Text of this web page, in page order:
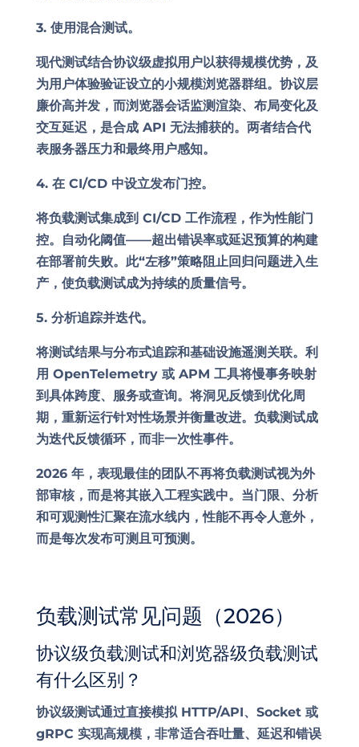
3. 使用混合测试。
现代测试结合协议级虚拟用户以获得规模优势，及
为用户体验验证设立的小规模浏览器群组。协议层
廉价高并发，而浏览器会话监测渲染、布局变化及
交互延迟，是合成 API 无法捕获的。两者结合代
表服务器压力和最终用户感知。
4. 在 CI/CD 中设立发布门控。
将负载测试集成到 CI/CD 工作流程，作为性能门
控。自动化阈值——超出错误率或延迟预算的构建
在部署前失败。此“左移”策略阻止回归问题进入生
产，使负载测试成为持续的质量信号。
5. 分析追踪并迭代。
将测试结果与分布式追踪和基础设施遥测关联。利
用 OpenTelemetry 或 APM 工具将慢事务映射
到具体跨度、服务或查询。将洞见反馈到优化周
期，重新运行针对性场景并衡量改进。负载测试成
为迭代反馈循环，而非一次性事件。
2026 年，表现最佳的团队不再将负载测试视为外
部审核，而是将其嵌入工程实践中。当门限、分析
和可观测性汇聚在流水线内，性能不再令人意外，
而是每次发布可测且可预测。
负载测试常见问题（2026）
协议级负载测试和浏览器级负载测试
有什么区别？
协议级测试通过直接模拟 HTTP/API、Socket 或
gRPC 实现高规模，非常适合吞吐量、延迟和错误